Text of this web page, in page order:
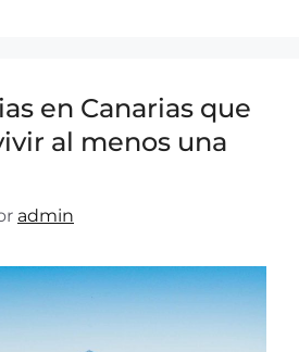
en Canarias que
al menos una
admin